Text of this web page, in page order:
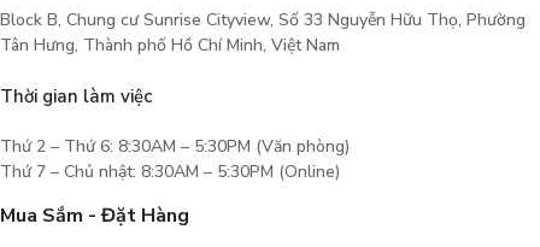
Block B, Chung cư Sunrise Cityview, Số 33 Nguyễn Hữu Thọ, Phường
Tân Hưng, Thành phố Hồ Chí Minh, Việt Nam
Thời gian làm việc
Thứ 2 – Thứ 6: 8:30AM – 5:30PM (Văn phòng)
Thứ 7 – Chủ nhật: 8:30AM – 5:30PM (Online)
Mua Sắm - Đặt Hàng